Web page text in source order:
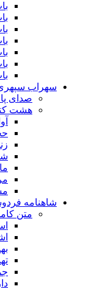
سهراب
صدای
هشت
شاهنامه
متن